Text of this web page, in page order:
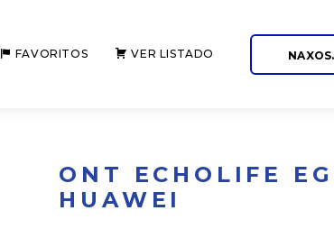
FAVORITOS VER LISTADO
ONT ECHOLIFE
HUAWEI